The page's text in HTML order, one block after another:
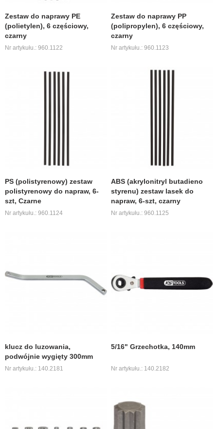
Zestaw do naprawy PE
(polietylen), 6 częściowy,
czarny
Nr artykułu.: 960.1122
Zestaw do naprawy PP
(polipropylen), 6 częściowy,
czarny
Nr artykułu.: 960.1123
PS (polistyrenowy) zestaw
polistyrenowy do napraw, 6-
szt, Czarne
Nr artykułu.: 960.1124
ABS (akrylonitryl butadieno
styrenu) zestaw lasek do
napraw, 6-szt, czarny
Nr artykułu.: 960.1125
klucz do luzowania,
podwójnie wygięty 300mm
Nr artykułu.: 140.2181
5/16" Grzechotka, 140mm
Nr artykułu.: 140.2182